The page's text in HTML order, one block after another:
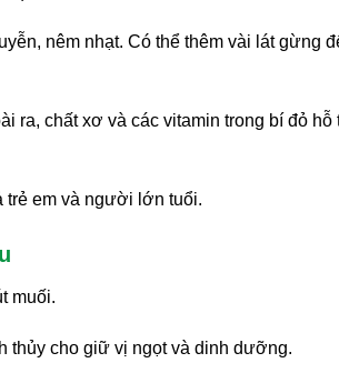
nêm nhạt. Có thể thêm vài lát gừng
ra, chất xơ và các vitamin trong bí đỏ hỗ
trẻ em và người lớn tuổi.
muối.
thủy cho giữ vị ngọt và dinh dưỡng.